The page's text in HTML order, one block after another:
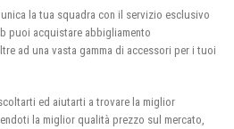
la tua squadra con il servizio esclusivo
puoi acquistare abbigliamento
ad una vasta gamma di accessori per i tuoi
ed aiutarti a trovare la miglior
la miglior qualità prezzo sul mercato,